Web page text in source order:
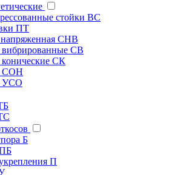
стойки ВС
ПТ
СНВ
СВ
СК
СОН
УСО
Б
П